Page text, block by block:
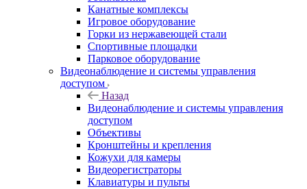
Канатные комплексы
Игровое оборудование
Горки из нержавеющей стали
Спортивные площадки
Парковое оборудование
Видеонаблюдение и системы управления
доступом
Назад
Видеонаблюдение и системы управления
доступом
Объективы
Кронштейны и крепления
Кожухи для камеры
Видеорегистраторы
Клавиатуры и пульты